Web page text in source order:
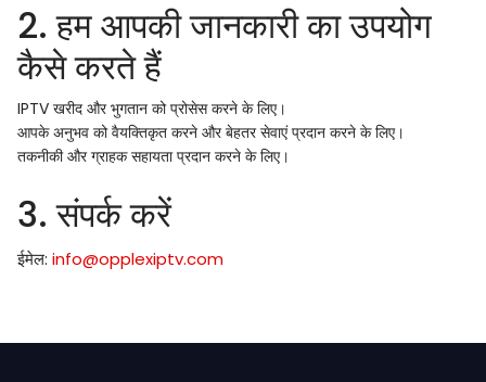
2. हम आपकी जानकारी का उपयोग
कैसे करते हैं
IPTV खरीद और भुगतान को प्रोसेस करने के लिए।
आपके अनुभव को वैयक्तिकृत करने और बेहतर सेवाएं प्रदान करने के लिए।
तकनीकी और ग्राहक सहायता प्रदान करने के लिए।
3. संपर्क करें
ईमेल: info@opplexiptv.com